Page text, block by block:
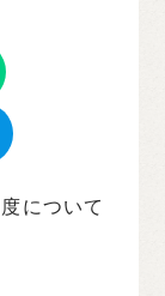
について